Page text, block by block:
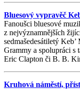
Bluesový vypravěč
Fanoušci bluesové
z nejvýznamnějších
sedmašedesátiletý
Grammy a spolupráci s
Eric Clapton či B. B.
Kruhová náměstí,